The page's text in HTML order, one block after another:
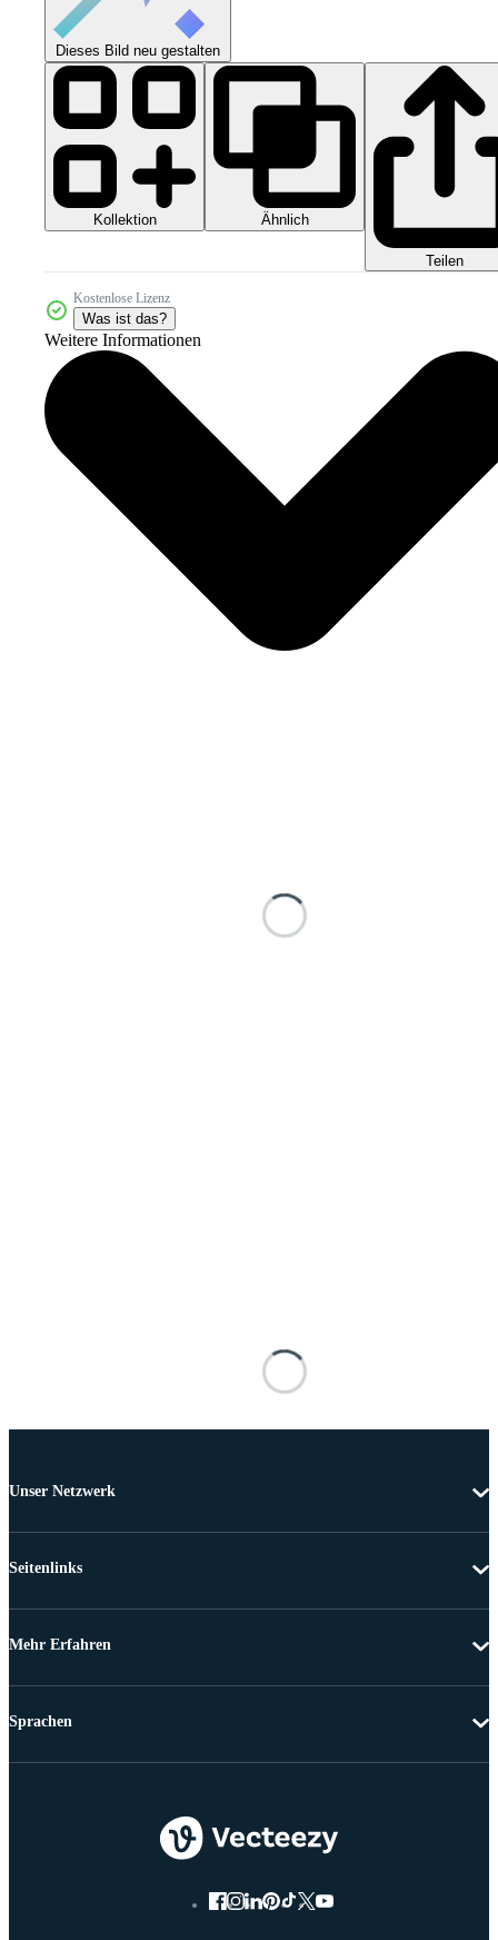
Dieses Bild neu gestalten
Kollektion Ähnlich
Teilen
Kostenlose Lizenz
Was ist das?
Weitere Informationen
Unser Netzwerk
Seitenlinks
Mehr Erfahren
Sprachen